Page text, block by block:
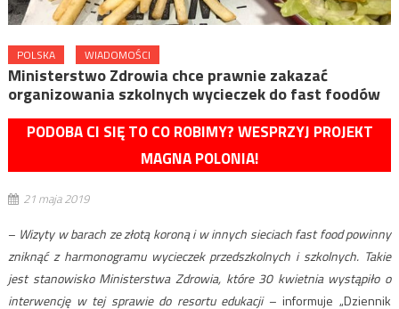
POLSKA WIADOMOŚCI
Ministerstwo Zdrowia chce prawnie zakazać
organizowania szkolnych wycieczek do fast foodów
PODOBA CI SIĘ TO CO ROBIMY? WESPRZYJ PROJEKT
MAGNA POLONIA!
21 maja 2019
– Wizyty w barach ze złotą koroną i w innych sieciach fast food powinny
zniknąć z harmonogramu wycieczek przedszkolnych i szkolnych. Takie
jest stanowisko Ministerstwa Zdrowia, które 30 kwietnia wystąpiło o
interwencję w tej sprawie do resortu edukacji– informuje „Dziennik